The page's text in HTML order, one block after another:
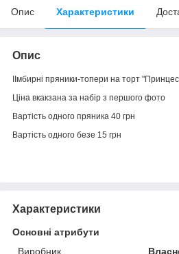
Опис Характеристики
Опис
ІІмбирні пряники-топери на торт
Ціна вкакзана за набір з першого фото
Вартість одного пряника 40 грн
Вартість одного безе 15 грн
Характеристики
Основні атрибути
Виробник